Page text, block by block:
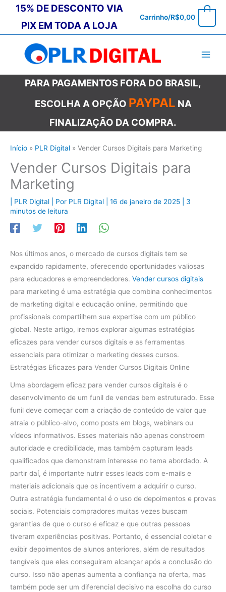
conteúdo
15% DE DESCONTO VIA
PIX EM TODA A LOJA
Carrinho/R$0,00
PARA PAGAMENTOS FORA DO BRASIL,
ESCOLHA A OPÇÃO PAYPAL NA
FINALIZAÇÃO DA COMPRA.
Início PLR Digital Vender Cursos Digitais para Marketing
Vender Cursos Digitais para
Marketing
PLR Digital | Por PLR Digital 16 de janeiro de 2025
3
minutos de leitura
Nos últimos anos, o mercado de cursos digitais tem se
expandido rapidamente, oferecendo oportunidades valiosas
para educadores e empreendedores. Vender cursos digitais
para marketing é uma estratégia que combina conhecimentos
de marketing digital e educação online, permitindo que
profissionais compartilhem sua expertise com um público
global. Neste artigo, iremos explorar algumas estratégias
eficazes para vender cursos digitais e as ferramentas
essenciais para otimizar o marketing desses cursos.
Estratégias Eficazes para Vender Cursos Digitais Online
Uma abordagem eficaz para vender cursos digitais é o
desenvolvimento de um funil de vendas bem estruturado. Esse
funil deve começar com a criação de conteúdo de valor que
atraia o público-alvo, como posts em blogs, webinars ou
vídeos informativos. Esses materiais não apenas constroem
autoridade e credibilidade, mas também capturam leads
qualificados que demonstram interesse no tema abordado. A
partir daí, é importante nutrir esses leads com e-mails e
materiais adicionais que os incentivem a adquirir o curso.
Outra estratégia fundamental é o uso de depoimentos e provas
sociais. Potenciais compradores muitas vezes buscam
garantias de que o curso é eficaz e que outras pessoas
tiveram experiências positivas. Portanto, é essencial coletar e
exibir depoimentos de alunos anteriores, além de resultados
tangíveis que eles conseguiram alcançar após a conclusão do
curso. Isso não apenas aumenta a confiança na oferta, mas
também pode ser um diferencial decisivo na escolha do curso